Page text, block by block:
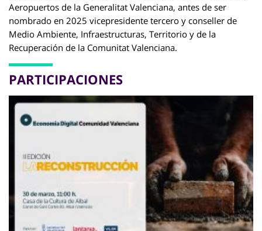
Aeropuertos de la Generalitat Valenciana, antes de ser
nombrado en 2025 vicepresidente tercero y conseller de
Medio Ambiente, Infraestructuras, Territorio y de la
Recuperación de la Comunitat Valenciana.
PARTICIPACIONES